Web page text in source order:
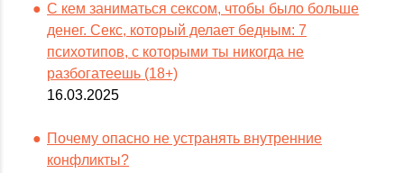
С кем заниматься сексом, чтобы было больше
денег. Секс, который делает бедным: 7
психотипов, с которыми ты никогда не
разбогатеешь (18+)
16.03.2025
Почему опасно не устранять внутренние
конфликты?